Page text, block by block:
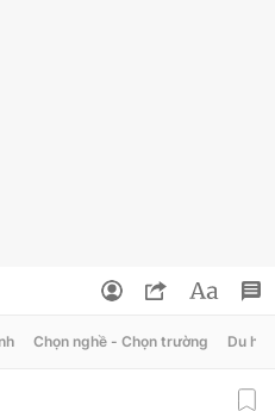
Chọn nghề - Chọn trường Du học